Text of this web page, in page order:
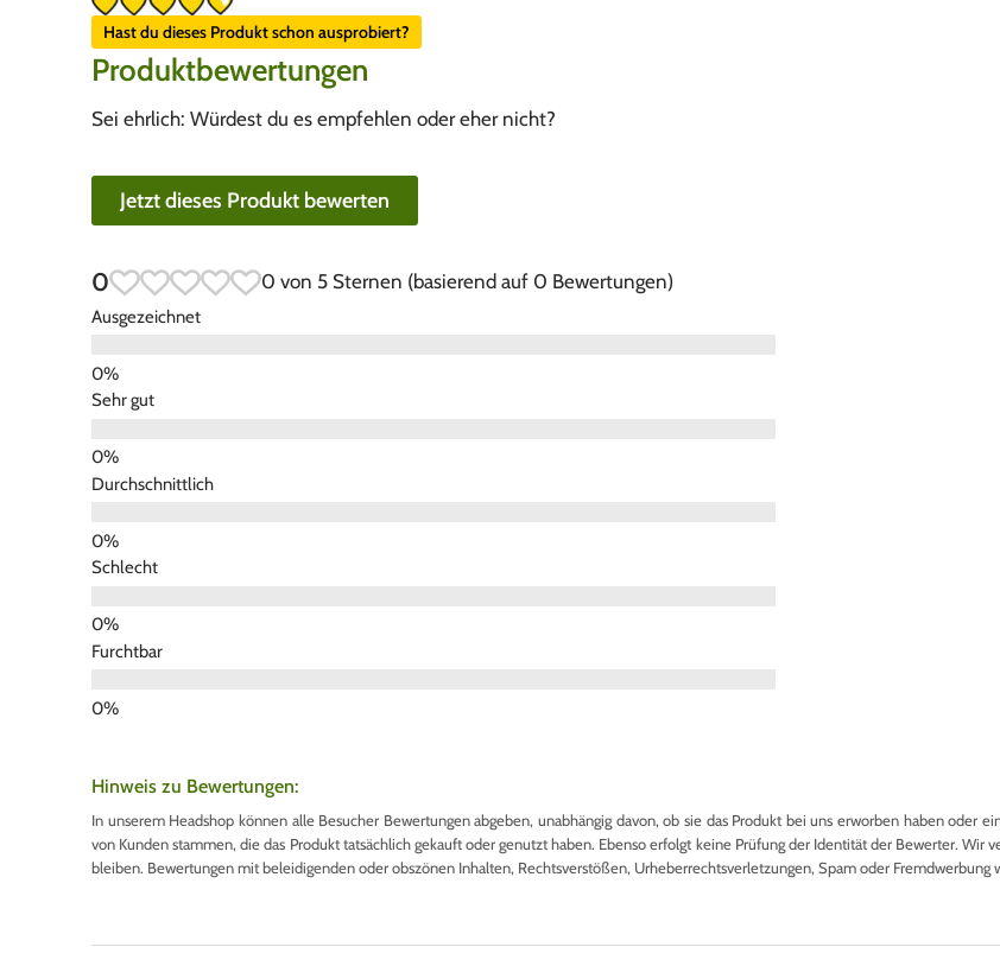
Hast du dieses Produkt schon ausprobiert?
Produktbewertungen
Sei ehrlich: Würdest du es empfehlen oder eher nicht?
Jetzt dieses Produkt bewerten
0 0 von 5 Sternen (basierend auf 0 Bewertungen)
Ausgezeichnet
Sehr gut
Durchschnittlich
Schlecht
Furchtbar
Hinweis zu Bewertungen:
In unserem Headshop können alle Besucher Bewertungen abgeben, unabhängig davon, ob sie das Produkt bei uns erworben haben oder
von Kunden stammen, die das Produkt tatsächlich gekauft oder genutzt haben. Ebenso erfolgt keine Prüfung der Identität der Bewerter. Wir
bleiben. Bewertungen mit beleidigenden oder obszönen Inhalten, Rechtsverstößen, Urheberrechtsverletzungen, Spam oder